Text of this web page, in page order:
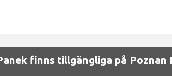
finns tillgängliga på Poznan